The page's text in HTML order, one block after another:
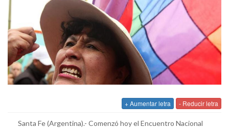
+ Aumentar letra - Reducir letra
Santa Fe (Argentina).- Comenzó hoy el Encuentro Nacional